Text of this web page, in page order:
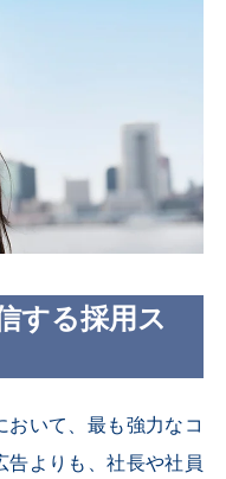
する採用ス
いて、最も強力なコ
告よりも、社長や社員